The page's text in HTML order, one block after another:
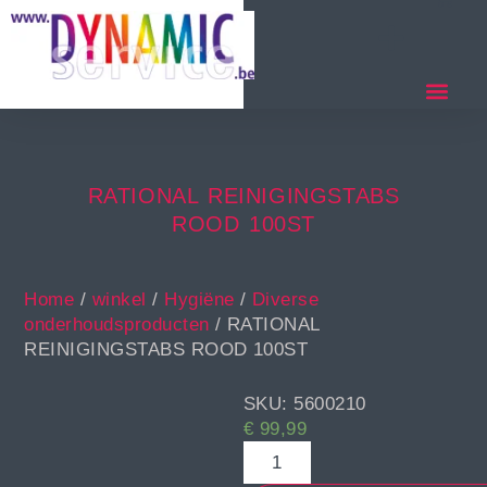
RATIONAL REINIGINGSTABS
ROOD 100ST
Home / winkel / Hygiëne / Diverse
onderhoudsproducten / RATIONAL
REINIGINGSTABS ROOD 100ST
SKU: 5600210
€ 99,99